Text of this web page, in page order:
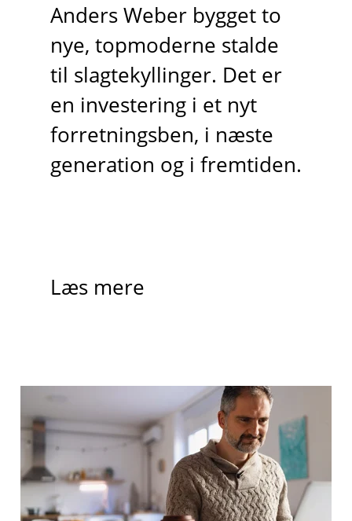
Anders Weber bygget to
nye, topmoderne stalde
til slagtekyllinger. Det er
en investering i et nyt
forretningsben, i næste
generation og i fremtiden.
Læs mere